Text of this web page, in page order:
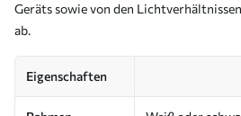
Geräts sowie von den
ab.
Eigenschaften